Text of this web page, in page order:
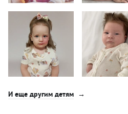
И еще другим детям